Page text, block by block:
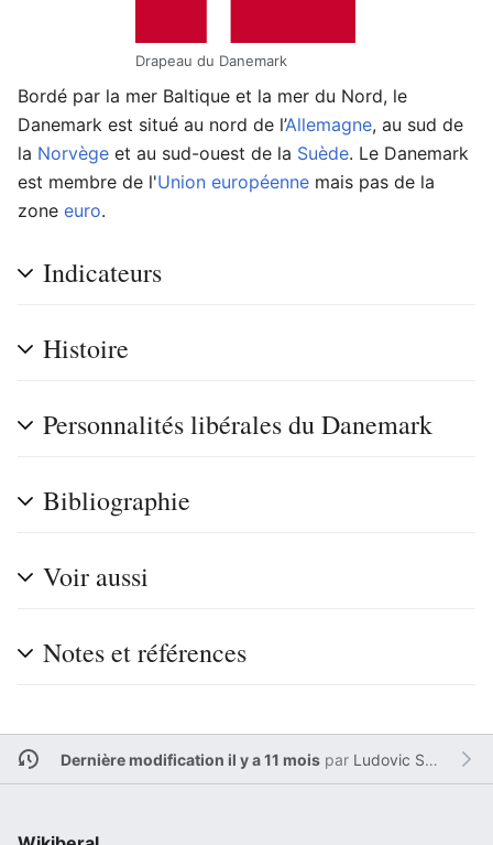
Drapeau du Danemark
Bordé par la mer Baltique et la mer du Nord, le
Danemark est situé au nord de l’Allemagne, au sud de
la Norvège et au sud-ouest de la Suède. Le Danemark
est membre de l'Union européenne mais pas de la
zone euro.
Indicateurs
Histoire
Personnalités libérales du Danemark
Bibliographie
Voir aussi
Notes et références
Dernière modification il y a 11 moispar Ludovic Sesim